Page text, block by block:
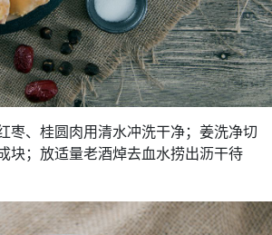
枣、桂圆肉用清水冲洗干净；姜洗净切
块；放适量老酒焯去血水捞出沥干待